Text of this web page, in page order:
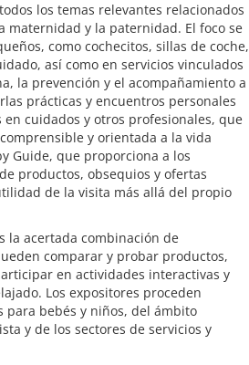
los temas relevantes relacionados
maternidad y la paternidad. El foco se
como cochecitos, sillas de coche,
así como en servicios vinculados
la prevención y el acompañamiento a
prácticas y encuentros personales
cuidados y otros profesionales, que
y orientada a la vida
Guide, que proporciona a los
productos, obsequios y ofertas
de la visita más allá del propio
la acertada combinación de
comparar y probar productos,
en actividades interactivas y
Los expositores proceden
bebés y niños, del ámbito
y de los sectores de servicios y